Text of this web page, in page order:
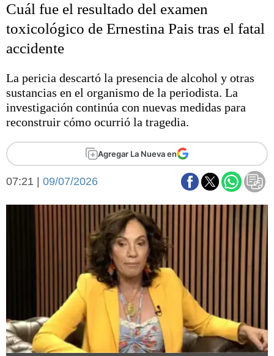
El mundo
Seguridad
Liga del Sur
Básquetbol
Fútbol
Federal A
Arte y cultura
Cines
Economía y campo
Economía y finanzas
Con el campo
Espacio empresas
Sociedad
Tecnología
Turismo
Salud
Es viral
Fúnebres
Clasificados
Cuál fue el resultado del examen
toxicológico de Ernestina Pais tras el fatal
accidente
La pericia descartó la presencia de alcohol y otras
sustancias en el organismo de la periodista. La
investigación continúa con nuevas medidas para
reconstruir cómo ocurrió la tragedia.
Agregar La Nueva en
07:21 | 09/07/2026